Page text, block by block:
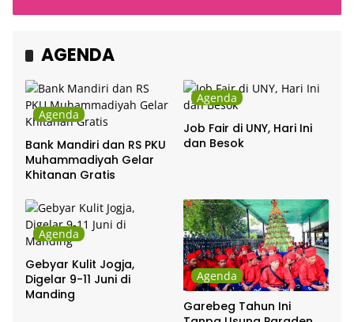
AGENDA
Agenda
Bank Mandiri dan RS PKU
Muhammadiyah Gelar
Khitanan Gratis
Agenda
Job Fair di UNY, Hari Ini
dan Besok
Agenda
Gebyar Kulit Jogja,
Digelar 9-11 Juni di
Manding
Agenda
Garebeg Tahun Ini